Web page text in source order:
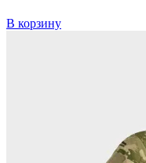
В корзину